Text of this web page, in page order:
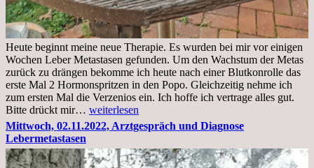
Heute beginnt meine neue Therapie. Es wurden bei mir vor einigen
Wochen Leber Metastasen gefunden. Um den Wachstum der Metas
zurück zu drängen bekomme ich heute nach einer Blutkonrolle das
erste Mal 2 Hormonspritzen in den Popo. Gleichzeitig nehme ich
zum ersten Mal die Verzenios ein. Ich hoffe ich vertrage alles gut.
Bitte drückt mir… Mittwoch,
09.11.2022
weiterlesen
Mittwoch, 02.11.2022, Arztgespräch und Diagnose
Lebermetastasen